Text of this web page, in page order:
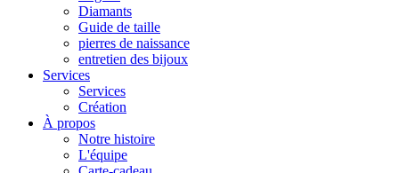
Diamants
Guide de taille
pierres de naissance
entretien des bijoux
Services
Services
Création
À propos
Notre histoire
L'équipe